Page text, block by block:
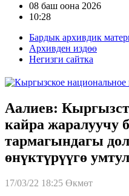
08 баш оона 2026
10:28
Бардык архивдик
Архивден издөө
Негизги сайтка
Аалиев:
кайра жаралуучу
тармагындагы
өнүктүрүүгө
17/03/22 18:25 Өкмөт